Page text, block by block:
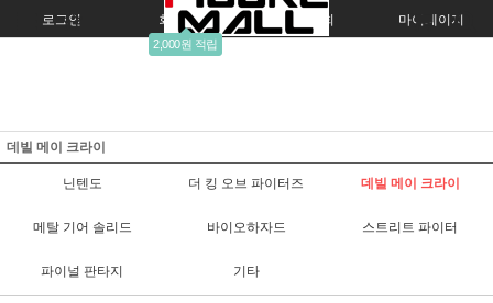
로그인 회원가입
2,000원 적립
주문조회 마이페이지
데빌 메이 크라이
닌텐도 더 킹 오브 파이터즈 데빌 메이 크라이
메탈 기어 솔리드 바이오하자드 스트리트 파이터
파이널 판타지 기타